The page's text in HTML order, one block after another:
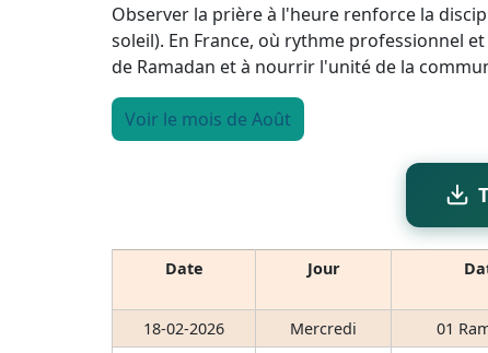
Observer la prière à l'heure renforce la
soleil). En France, où rythme professionnel
de Ramadan et à nourrir l'unité de la
Voir le mois de Août
Date Jour
18-02-2026
Mercredi 01